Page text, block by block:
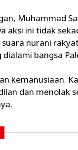
Muhammad
aksi ini tidak
nurani
bangsa
kemanusiaan.
dan menolak